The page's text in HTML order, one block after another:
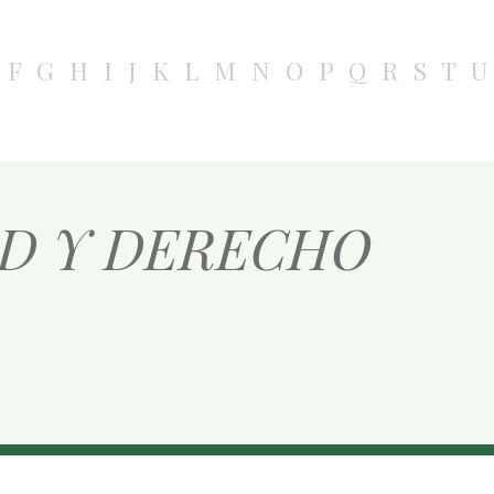
F G H I J K L M N O P Q R S T U
Y DERECHO